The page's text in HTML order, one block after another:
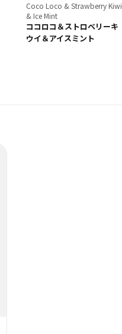
Coco Loco & Strawberry Kiwi
& Ice Mint
ココロコ＆ストロベリーキ
ウイ＆アイスミント